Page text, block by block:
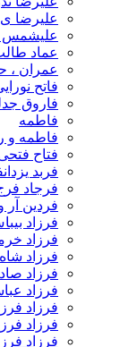
علیرضا ی
علیشمس
عماد
عمران ،
فاتح
فاروق
فاطمه
فاطمه و
فتاح
فربد
فرجاد
فردین آر
فرزاد
فرزاد
فرزاد
فرزاد
فرزاد
فرزاد
فرزاد
فرزاد